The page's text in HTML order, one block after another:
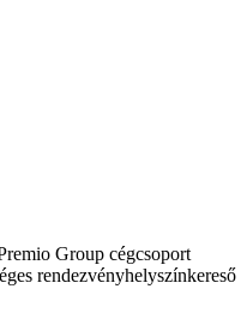
Group cégcsoport
rendezvényhelyszínkereső